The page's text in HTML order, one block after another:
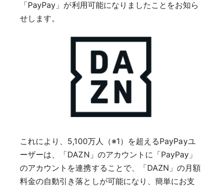
「PayPay」が利用可能になりましたことをお知ら
せします。
これにより、5,100万人（※1）を超えるPayPayユ
ーザーは、「DAZN」のアカウントに「PayPay」
のアカウントを連携することで、「DAZN」の月額
料金の自動引き落としが可能になり、簡単にお支